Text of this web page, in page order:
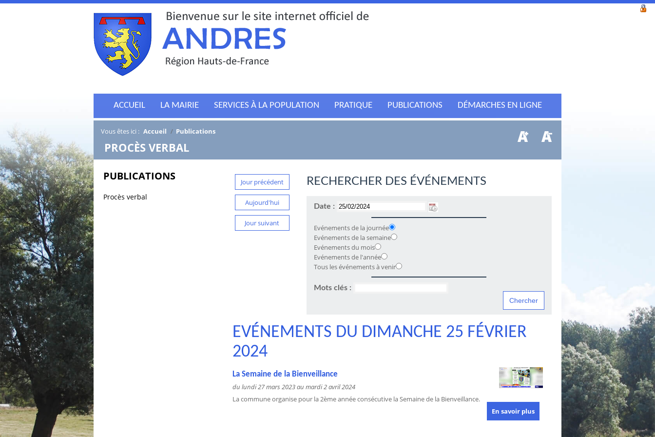
ACCUEIL LA MAIRIE SERVICES À LA POPULATION PRATIQUE PUBLICATIONS DÉMARCHES EN LIGNE
Vous êtes ici : Accueil / Publications
PROCÈS VERBAL
PUBLICATIONS
Procès verbal
Jour précédent
Aujourd'hui
Jour suivant
RECHERCHER DES ÉVÉNEMENTS
Date :
Evénements de la journée
Evénements de la semaine
Evénements du mois
Evénements de l'année
Tous les événements à venir
Mots clés :
EVÉNEMENTS DU DIMANCHE 25 FÉVRIER
2024
La Semaine de la Bienveillance
du lundi 27 mars 2023 au mardi 2 avril 2024
La commune organise pour la 2ème année consécutive la Semaine de la Bienveillance.
En savoir plus